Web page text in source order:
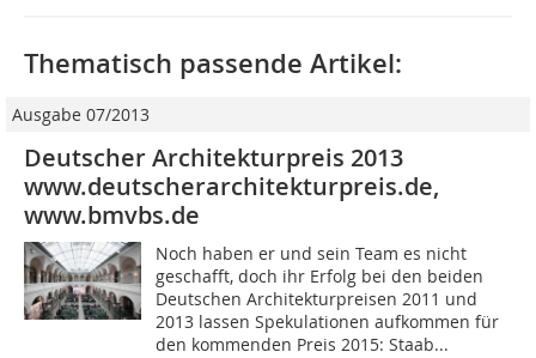
Thematisch passende Artikel:
Ausgabe 07/2013
Deutscher Architekturpreis 2013
www.deutscherarchitekturpreis.de,
www.bmvbs.de
Noch haben er und sein Team es nicht
geschafft, doch ihr Erfolg bei den beiden
Deutschen Architekturpreisen 2011 und
2013 lassen Spekulationen aufkommen für
den kommenden Preis 2015: Staab...